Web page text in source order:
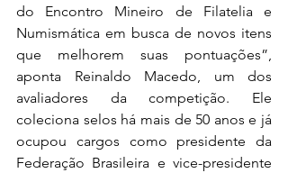
do Encontro Mineiro de Filatelia e
Numismática em busca de novos itens
que melhorem suas pontuações”,
aponta Reinaldo Macedo, um dos
avaliadores da competição. Ele
coleciona selos há mais de 50 anos e já
ocupou cargos como presidente da
Federação Brasileira e vice-presidente